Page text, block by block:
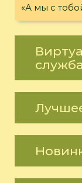
«А мы с
служба